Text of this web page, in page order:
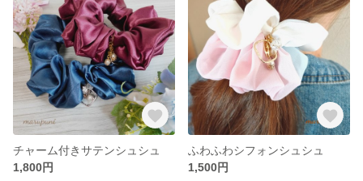
チャーム付きサテンシュシュ
1,800円
ふわふわシフォンシュシュ
1,500円